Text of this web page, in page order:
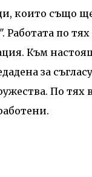
които също
по тях
Към
за
По тях